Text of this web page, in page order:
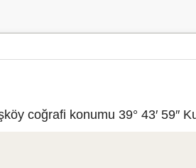
coğrafi konumu 39° 43′ 59″